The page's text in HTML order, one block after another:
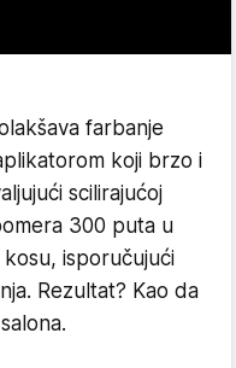
farbanje
koji brzo i
scilirajućoj
300 puta u
isporučujući
Rezultat? Kao da